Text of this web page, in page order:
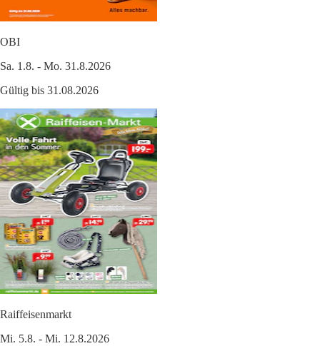
OBI
Sa. 1.8. - Mo. 31.8.2026
Gültig bis 31.08.2026
Raiffeisenmarkt
Mi. 5.8. - Mi. 12.8.2026